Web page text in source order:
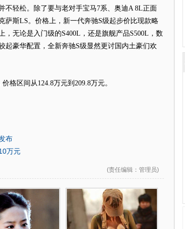
轻松。除了要与老对手宝马7系、奥迪A 8L正面
萨斯LS。价格上，新一代奔驰S级起步价比现款略
无论是入门级的S400L，还是旗舰产品S500L，数
起豪华配置，全新奔驰S级显然更讨国内土豪们欢
区间从124.8万元到209.8万元。
布
万元
(责任编辑 ：管理员)